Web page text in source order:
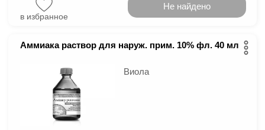
в избранное
Не найдено
Аммиака раствор для наруж. прим. 10% фл. 40 мл
Виола